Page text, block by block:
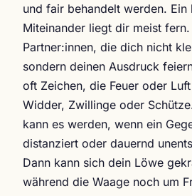
und fair behandelt werden. Ein
Miteinander liegt dir meist
Partner:innen, die dich nicht
sondern deinen Ausdruck
oft Zeichen, die Feuer oder
Widder, Zwillinge oder
kann es werden, wenn ein
distanziert oder dauernd
Dann kann sich dein Löwe
während die Waage noch um